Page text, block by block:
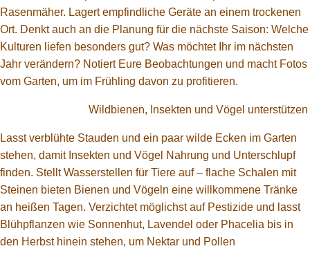
Rasenmäher. Lagert empfindliche Geräte an einem trockenen
Ort. Denkt auch an die Planung für die nächste Saison: Welche
Kulturen liefen besonders gut? Was möchtet Ihr im nächsten
Jahr verändern? Notiert Eure Beobachtungen und macht Fotos
vom Garten, um im Frühling davon zu profitieren.
Wildbienen, Insekten und Vögel unterstützen
Lasst verblühte Stauden und ein paar wilde Ecken im Garten
stehen, damit Insekten und Vögel Nahrung und Unterschlupf
finden. Stellt Wasserstellen für Tiere auf – flache Schalen mit
Steinen bieten Bienen und Vögeln eine willkommene Tränke
an heißen Tagen. Verzichtet möglichst auf Pestizide und lasst
Blühpflanzen wie Sonnenhut, Lavendel oder Phacelia bis in
den Herbst hinein stehen, um Nektar und Pollen